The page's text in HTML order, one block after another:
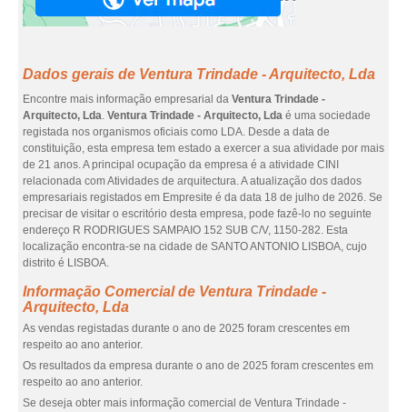
Dados gerais de Ventura Trindade - Arquitecto, Lda
Encontre mais informação empresarial da Ventura Trindade -
Arquitecto, Lda. Ventura Trindade - Arquitecto, Lda é uma sociedade
registada nos organismos oficiais como LDA. Desde a data de
constituição, esta empresa tem estado a exercer a sua atividade por mais
de 21 anos. A principal ocupação da empresa é a atividade CINI
relacionada com Atividades de arquitectura. A atualização dos dados
empresariais registados em Empresite é da data 18 de julho de 2026. Se
precisar de visitar o escritório desta empresa, pode fazê-lo no seguinte
endereço R RODRIGUES SAMPAIO 152 SUB C/V, 1150-282. Esta
localização encontra-se na cidade de SANTO ANTONIO LISBOA, cujo
distrito é LISBOA.
Informação Comercial de Ventura Trindade -
Arquitecto, Lda
As vendas registadas durante o ano de 2025 foram crescentes em
respeito ao ano anterior.
Os resultados da empresa durante o ano de 2025 foram crescentes em
respeito ao ano anterior.
Se deseja obter mais informação comercial de Ventura Trindade -